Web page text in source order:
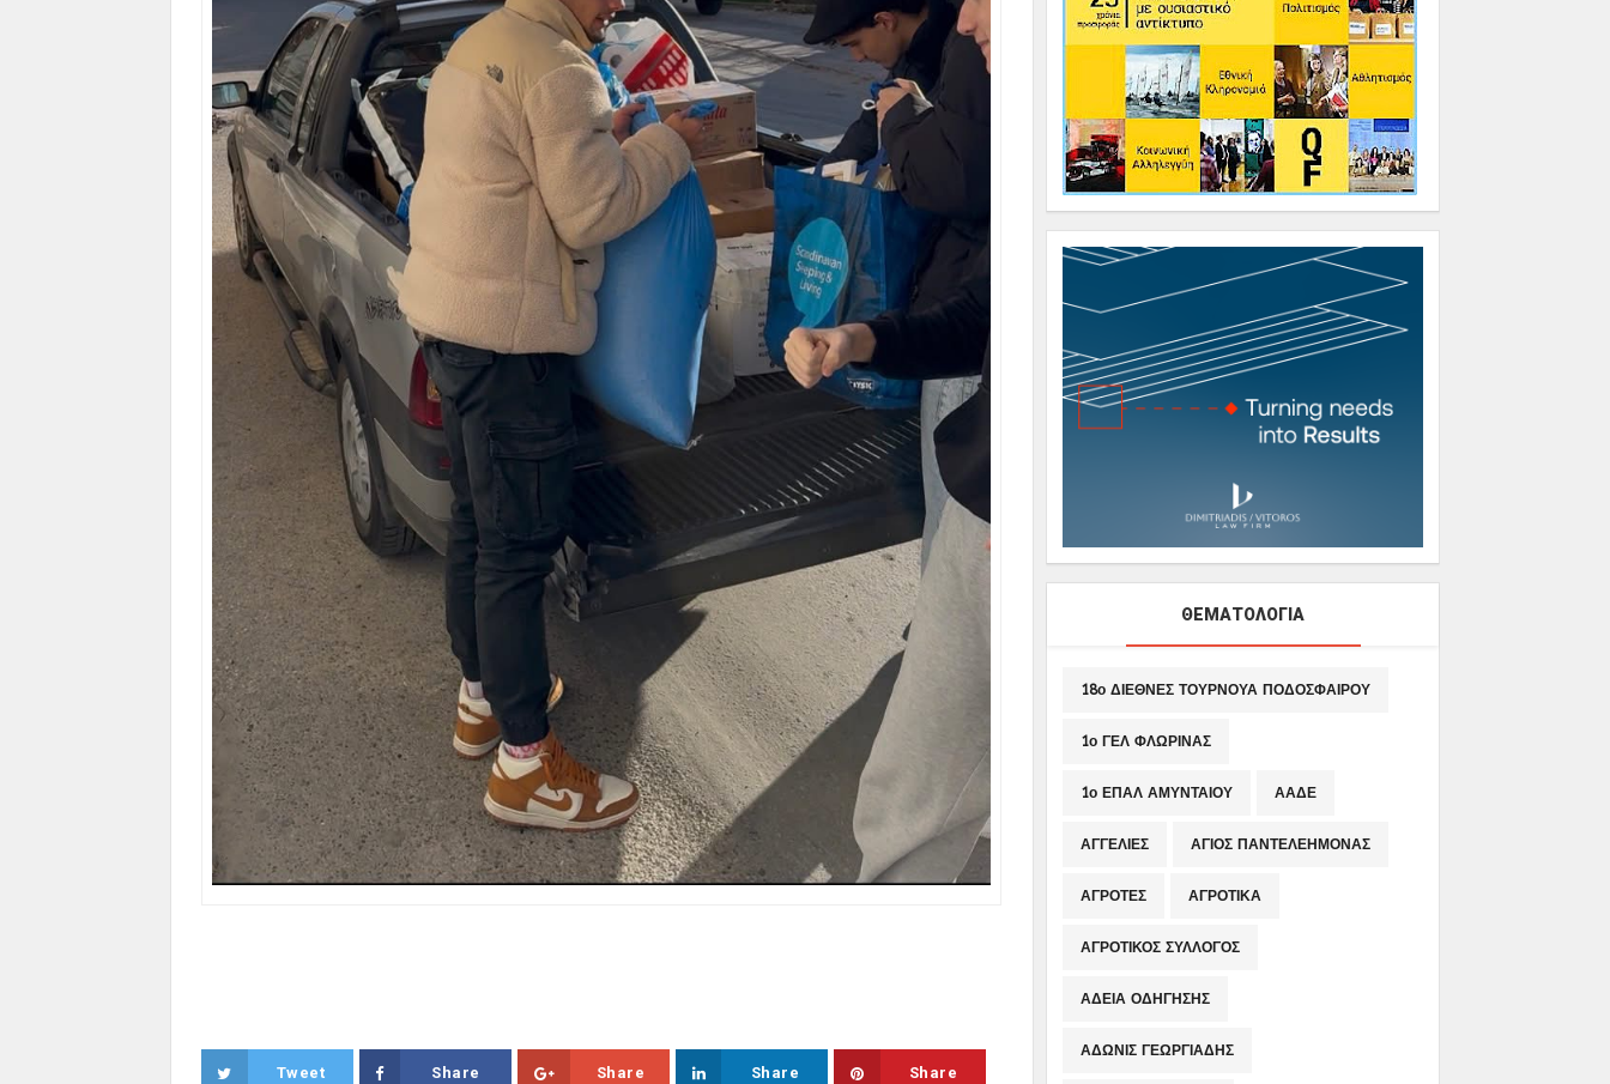
Tweet Share Share Share Share
ΘΕΜΑΤΟΛΟΓΙΑ
18ο ΔΙΕΘΝΕΣ ΤΟΥΡΝΟΥΑ ΠΟΔΟΣΦΑΙΡΟΥ
1ο ΓΕΛ ΦΛΩΡΙΝΑΣ
1ο ΕΠΑΛ ΑΜΥΝΤΑΙΟΥ ΑΑΔΕ
ΑΓΓΕΛΙΕΣ ΑΓΙΟΣ ΠΑΝΤΕΛΕΗΜΟΝΑΣ
ΑΓΡΟΤΕΣ ΑΓΡΟΤΙΚΑ
ΑΓΡΟΤΙΚΟΣ ΣΥΛΛΟΓΟΣ
ΑΔΕΙΑ ΟΔΗΓΗΣΗΣ
ΑΔΩΝΙΣ ΓΕΩΡΓΙΑΔΗΣ